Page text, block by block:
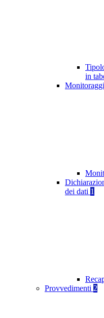
in
dei dati 1
Provvedimenti 2